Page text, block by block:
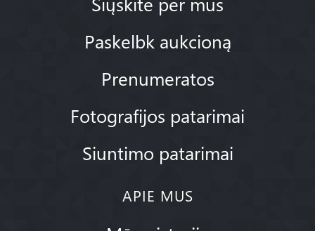
Paskelbk aukcioną
Prenumeratos
Fotografijos patarimai
Siuntimo patarimai
APIE MUS